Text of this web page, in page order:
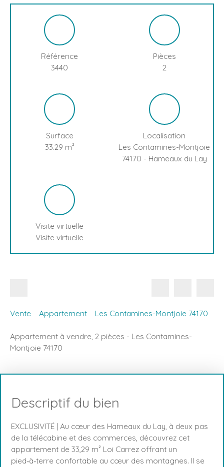
Référence
3440
Pièces
2
Surface
33.29 m²
Localisation
Les Contamines-Montjoie
74170 - Hameaux du Lay
Visite virtuelle
Visite virtuelle
Vente Appartement Les Contamines-Montjoie 74170
Appartement à vendre, 2 pièces - Les Contamines-
Montjoie 74170
Descriptif du bien
EXCLUSIVITÉ | Au cœur des Hameaux du Lay, à deux pas
de la télécabine et des commerces, découvrez cet
appartement de 33,29 m² Loi Carrez offrant un
pied‑à‑terre confortable au cœur des montagnes. Il se